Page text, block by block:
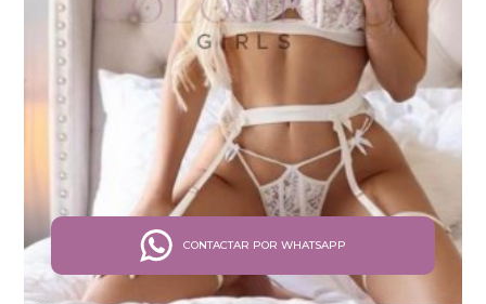
CONTACTAR POR WHATSAPP